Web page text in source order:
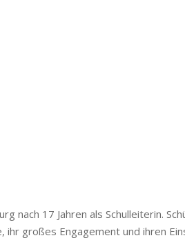
17 Jahren als Schulleiterin.
großes Engagement und ihren